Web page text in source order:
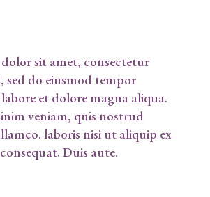
sit amet, consectetur
sed do eiusmod tempor
et dolore magna aliqua.
veniam, quis nostrud
laboris nisi ut aliquip ex
Duis aute.